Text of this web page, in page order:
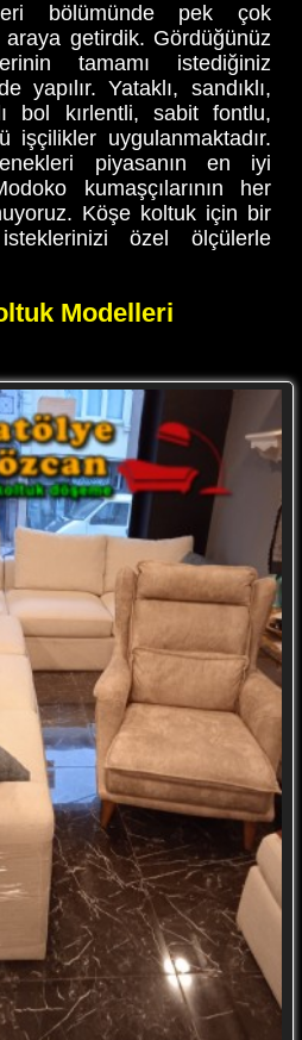
bölümünde pek çok
getirdik. Gördüğünüz
tamamı istediğiniz
yapılır. Yataklı, sandıklı,
bol kırlentli, sabit fontlu,
işçilikler uygulanmaktadır.
piyasanın en iyi
kumaşçılarının her
Köşe koltuk için bir
özel ölçülerle
Modelleri